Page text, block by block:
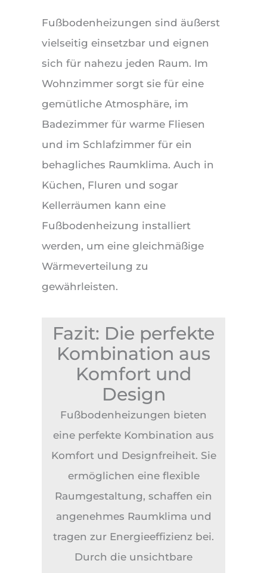
Fußbodenheizungen sind äußerst
vielseitig einsetzbar und eignen
sich für nahezu jeden Raum. Im
Wohnzimmer sorgt sie für eine
gemütliche Atmosphäre, im
Badezimmer für warme Fliesen
und im Schlafzimmer für ein
behagliches Raumklima. Auch in
Küchen, Fluren und sogar
Kellerräumen kann eine
Fußbodenheizung installiert
werden, um eine gleichmäßige
Wärmeverteilung zu
gewährleisten.
Fazit: Die perfekte
Kombination aus
Komfort und
Design
Fußbodenheizungen bieten
eine perfekte Kombination aus
Komfort und Designfreiheit. Sie
ermöglichen eine flexible
Raumgestaltung, schaffen ein
angenehmes Raumklima und
tragen zur Energieeffizienz bei.
Durch die unsichtbare